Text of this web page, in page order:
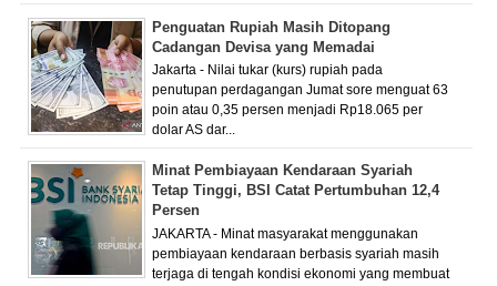
Penguatan Rupiah Masih Ditopang
Cadangan Devisa yang Memadai
Jakarta - Nilai tukar (kurs) rupiah pada
penutupan perdagangan Jumat sore menguat 63
poin atau 0,35 persen menjadi Rp18.065 per
dolar AS dar...
Minat Pembiayaan Kendaraan Syariah
Tetap Tinggi, BSI Catat Pertumbuhan 12,4
Persen
JAKARTA - Minat masyarakat menggunakan
pembiayaan kendaraan berbasis syariah masih
terjaga di tengah kondisi ekonomi yang membuat